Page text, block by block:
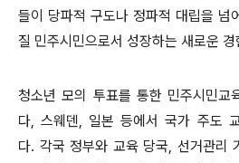
들이 당파적 구도나 정파적 대립을 넘
질 민주시민으로서 성장하는 새로운
청소년 모의 투표를 통한 민주시민교
다, 스웨덴, 일본 등에서 국가 주도
다. 각국 정부와 교육 당국, 선거관리